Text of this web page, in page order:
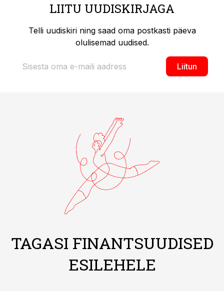
LIITU UUDISKIRJAGA
Telli uudiskiri ning saad oma postkasti päeva
olulisemad uudised.
Liitun
TAGASI FINANTSUUDISED
ESILEHELE